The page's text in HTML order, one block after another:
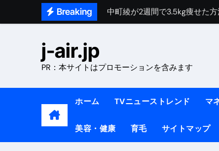
Breaking
中町綾が2週間で3.5kg痩せた
【ダイエット迷子必見】38歳
【美容】ダイエットに対する
【1日ダイエットルーティン
『葬送のフリーレン』の学び
j-air.jp
PR：本サイトはプロモーションを含みます
ホーム TVニューストレンド マ
美容・健康 育毛 サイトマップ